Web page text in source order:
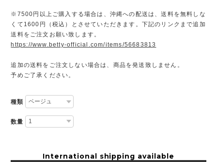
※7500円以上ご購入する場合は、沖縄への配送は、送料を無料しな
くて1600円（税込）とさせていただきます。下記のリンクまで追加
送料をご注文お願い致します。
https://www.betty-official.com/items/56683813
追加の送料をご注文しない場合は、商品を発送致しません。
予めご了承ください。
種類
数量
International shipping available